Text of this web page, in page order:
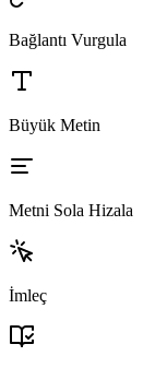
Bağlantı Vurgula
Büyük Metin
Metni Sola Hizala
İmleç